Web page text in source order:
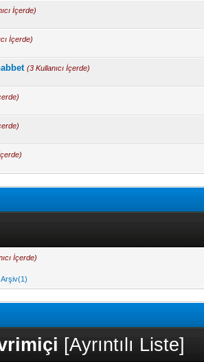
İçerde)
İçerde)
(3 Kullanıcı İçerde)
İçerde)
Arşiv(1)
[Ayrıntılı Liste]